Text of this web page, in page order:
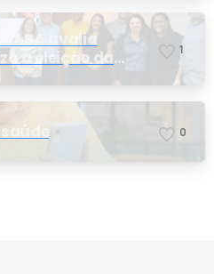
avalia
a eleição da
1
0